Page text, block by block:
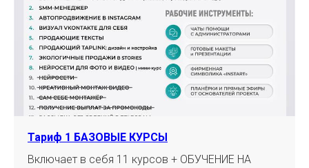
Тариф 1 БАЗОВЫЕ КУРСЫ
Включает в себя 11 курсов + ОБУЧЕНИЕ НА
Начните обучение бесплатно!
доступ ко всем курсам и выберите направление
Получить доступ на 48 часов
Получите доступ ко всем курсам